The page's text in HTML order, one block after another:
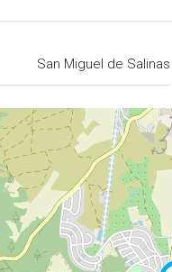
San Miguel de Salinas